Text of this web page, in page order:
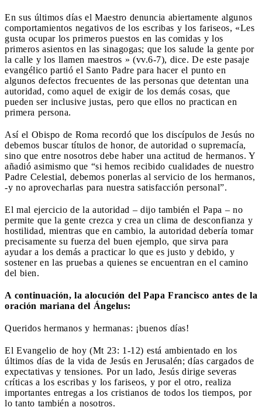
En sus últimos días el Maestro denuncia abiertamente algunos
comportamientos negativos de los escribas y los fariseos, «Les
gusta ocupar los primeros puestos en las comidas y los
primeros asientos en las sinagogas; que los salude la gente por
la calle y los llamen maestros » (vv.6-7), dice. De este pasaje
evangélico partió el Santo Padre para hacer el punto en
algunos defectos frecuentes de las personas que detentan una
autoridad, como aquel de exigir de los demás cosas, que
pueden ser inclusive justas, pero que ellos no practican en
primera persona.
Así el Obispo de Roma recordó que los discípulos de Jesús no
debemos buscar títulos de honor, de autoridad o supremacía,
sino que entre nosotros debe haber una actitud de hermanos. Y
añadió asimismo que “si hemos recibido cualidades de nuestro
Padre Celestial, debemos ponerlas al servicio de los hermanos,
-y no aprovecharlas para nuestra satisfacción personal”.
El mal ejercicio de la autoridad – dijo también el Papa – no
permite que la gente crezca y crea un clima de desconfianza y
hostilidad, mientras que en cambio, la autoridad debería tomar
precisamente su fuerza del buen ejemplo, que sirva para
ayudar a los demás a practicar lo que es justo y debido, y
sostener en las pruebas a quienes se encuentran en el camino
del bien.
A continuación, la alocución del Papa Francisco antes de la
oración mariana del Ángelus:
Queridos hermanos y hermanas: ¡buenos días!
El Evangelio de hoy (Mt 23: 1-12) está ambientado en los
últimos días de la vida de Jesús en Jerusalén; días cargados de
expectativas y tensiones. Por un lado, Jesús dirige severas
críticas a los escribas y los fariseos, y por el otro, realiza
importantes entregas a los cristianos de todos los tiempos, por
lo tanto también a nosotros.